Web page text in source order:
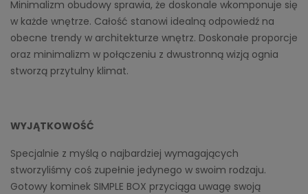
Minimalizm obudowy sprawia, że doskonale wkomponuje się
w każde wnętrze. Całość stanowi idealną odpowiedź na
obecne trendy w architekturze wnętrz. Doskonałe proporcje
oraz minimalizm w połączeniu z dwustronną wizją ognia
stworzą przytulny klimat.
WYJĄTKOWOŚĆ
Specjalnie z myślą o najbardziej wymagających
stworzyliśmy coś zupełnie jedynego w swoim rodzaju.
Gotowy kominek SIMPLE BOX przyciąga uwagę swoją